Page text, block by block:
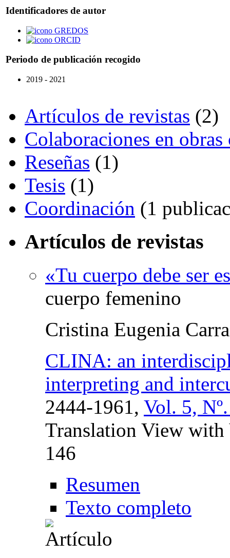
Identificadores de autor
GREDOS
ORCID
Periodo de publicación recogido
2019 - 2021
Artículos de revistas (2)
Colaboraciones en
Reseñas (1)
Tesis (1)
Coordinación (1
Artículos de revistas
«Tu cuerpo debe ser
cuerpo femenino
Cristina Eugenia
CLINA: an
interpreting and
2444-1961, Vol. 5,
Translation View
146
Resumen
Texto completo